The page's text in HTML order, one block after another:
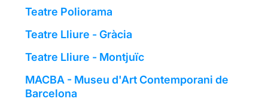
Teatre Poliorama
Teatre Lliure - Gràcia
Teatre Lliure - Montjuïc
MACBA - Museu d'Art Contemporani de
Barcelona